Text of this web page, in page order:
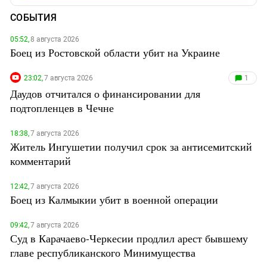
СОБЫТИЯ
05:52,8 августа 2026
Боец из Ростовской области убит на Украине
23:02,7 августа 2026 1
Даудов отчитался о финансировании для
подтопленцев в Чечне
18:38,7 августа 2026
Житель Ингушетии получил срок за антисемитский
комментарий
12:42,7 августа 2026
Боец из Калмыкии убит в военной операции
09:42,7 августа 2026
Суд в Карачаево-Черкесии продлил арест бывшему
главе республиканского Минимущества